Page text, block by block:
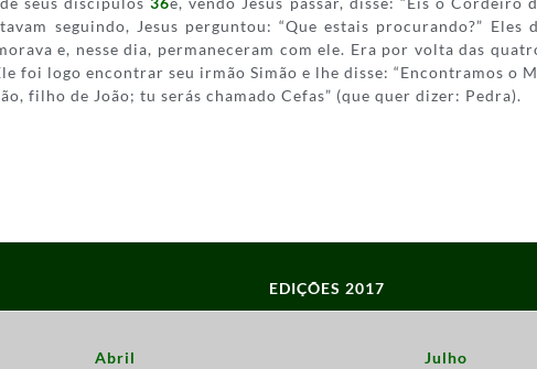
seguindo, Jesus perguntou: “Que estais procurando?”
e, nesse dia, permaneceram com ele. Era por volta das
foi logo encontrar seu irmão Simão e lhe disse: “Encontramos o
filho de João; tu serás chamado Cefas” (que quer dizer: Pedra).
EDIÇÕES 2017
Abril Julho